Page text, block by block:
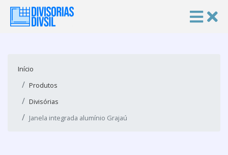
Início
Produtos
Divisórias
Janela integrada alumínio Grajaú